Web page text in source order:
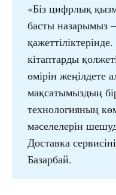
«Біз цифрлық
басты назарымыз
кітаптарды
өмірін жеңілдете
мақсатымыздың
технологияның
мәселелерін
Доставка
Базарбай.